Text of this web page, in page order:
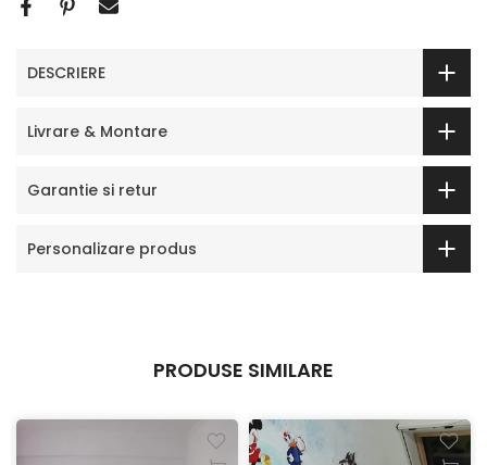
DESCRIERE
Livrare & Montare
Garantie si retur
Personalizare produs
PRODUSE SIMILARE